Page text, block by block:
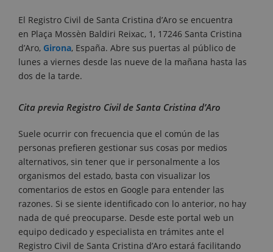
El Registro Civil de Santa Cristina d’Aro se encuentra
en Plaça Mossèn Baldiri Reixac, 1, 17246 Santa Cristina
d’Aro, Girona, España. Abre sus puertas al público de
lunes a viernes desde las nueve de la mañana hasta las
dos de la tarde.
Cita previa Registro Civil de Santa Cristina d’Aro
Suele ocurrir con frecuencia que el común de las
personas prefieren gestionar sus cosas por medios
alternativos, sin tener que ir personalmente a los
organismos del estado, basta con visualizar los
comentarios de estos en Google para entender las
razones. Si se siente identificado con lo anterior, no hay
nada de qué preocuparse. Desde este portal web un
equipo dedicado y especialista en trámites ante el
Registro Civil de Santa Cristina d’Aro estará facilitando